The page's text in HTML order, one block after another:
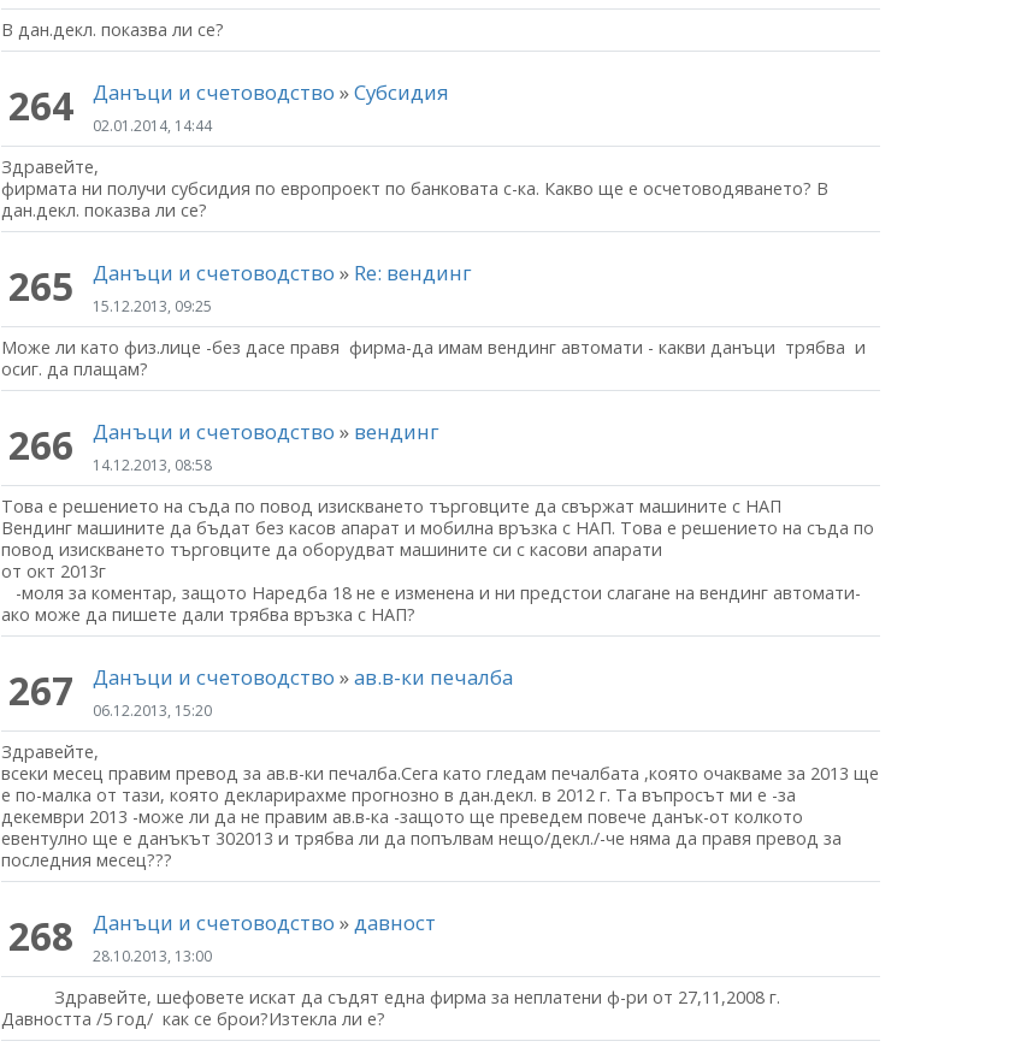
В дан.декл. показва ли се?
264 Данъци и счетоводство »Субсидия
02.01.2014, 14:44
Здравейте,
фирмата ни получи субсидия по европроект по банковата с-ка. Какво ще е осчетоводяването? В
дан.декл. показва ли се?
265 Данъци и счетоводство » Re: вендинг
15.12.2013, 09:25
Може ли като физ.лице -без дасе правя фирма-да имам вендинг автомати - какви данъци трябва и
осиг. да плащам?
266 Данъци и счетоводство » вендинг
14.12.2013, 08:58
Това е решението на съда по повод изискването търговците да свържат машините с НАП
Вендинг машините да бъдат без касов апарат и мобилна връзка с НАП. Това е решението на съда по
повод изискването търговците да оборудват машините си с касови апарати
от окт 2013г
-моля за коментар, защото Наредба 18 не е изменена и ни предстои слагане на вендинг автомати-
ако може да пишете дали трябва връзка с НАП?
267 Данъци и счетоводство »ав.в-ки печалба
06.12.2013, 15:20
Здравейте,
всеки месец правим превод за ав.в-ки печалба.Сега като гледам печалбата ,която очакваме за 2013 ще
е по-малка от тази, която декларирахме прогнозно в дан.декл. в 2012 г. Та въпросът ми е -за
декември 2013 -може ли да не правим ав.в-ка -защото ще преведем повече данък-от колкото
евентулно ще е данъкът 302013 и трябва ли да попълвам нещо/декл./-че няма да правя превод за
последния месец???
268 Данъци и счетоводство »давност
28.10.2013, 13:00
Здравейте, шефовете искат да съдят една фирма за неплатени ф-ри от 27,11,2008 г.
Давността /5 год/ как се брои?Изтекла ли е?